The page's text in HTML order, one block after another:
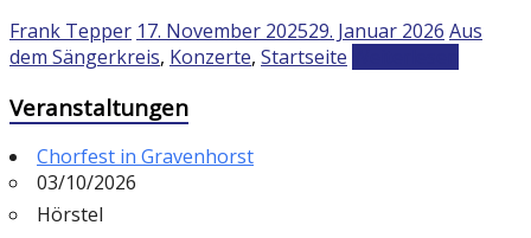
Frank Tepper 17. November 202529. Januar 2026 Aus
dem Sängerkreis, Konzerte, Startseite
Veranstaltungen
Chorfest in Gravenhorst
03/10/2026
Hörstel